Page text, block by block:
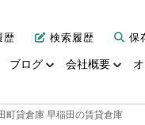
歴 検索履歴 保
ブログ 会社概要
町貸倉庫 早稲田の賃貸倉庫